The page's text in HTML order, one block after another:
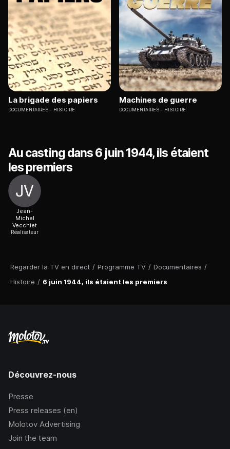
Regarder la TV en direct / Programme TV / Documentaires /
Histoire / 6 juin 1944, ils étaient les premiers
La brigade des papiers
DOCUMENTAIRES HISTOIRE
Machines de guerre
DOCUMENTAIRES HISTOIRE
Au casting dans 6 juin 1944, ils étaient
les premiers
Jean-
Michel
Vecchiet
Réalisateur
Découvrez-nous
Presse
Press releases (en)
Molotov Advertising
Join the team